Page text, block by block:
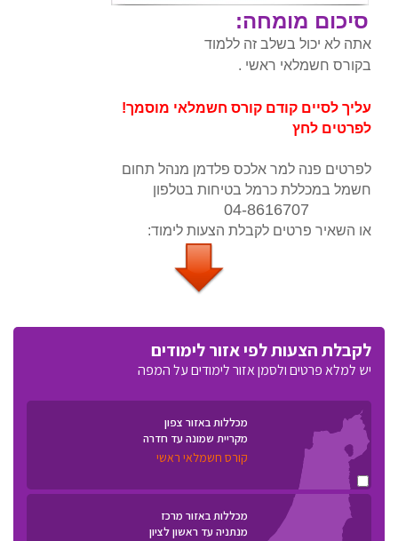
סיכום מומחה:
אתה לא יכול בשלב זה ללמוד
בקורס חשמלאי ראשי .
עליך לסיים קודם קורס חשמלאי מוסמך!
לפרטים לחץ
לפרטים פנה למר אלכס פלדמן מנהל תחום
חשמל במכללת כרמל בטיחות בטלפון
או השאיר פרטים לקבלת הצעות לימוד:
לקבלת הצעות לפי אזור לימודים
יש למלא פרטים ולסמן אזור לימודים על המפה
מכללות באזור צפון
מקריית שמונה עד חדרה
קורס חשמלאי ראשי
מכללות באזור מרכז
מנתניה עד ראשון לציון